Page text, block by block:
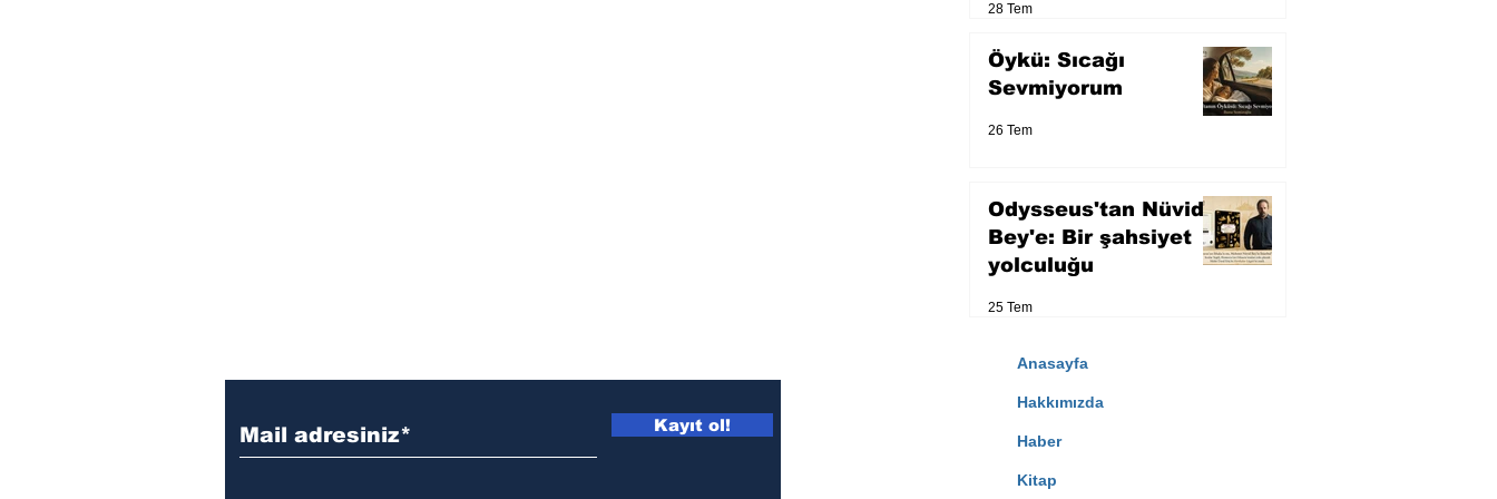
28 Tem
Öykü: Sıcağı
Sevmiyorum
26 Tem
Odysseus'tan Nüvid
Bey'e: Bir şahsiyet
yolculuğu
25 Tem
Kayıt ol!
Anasayfa
Hakkımızda
Haber
Kitap